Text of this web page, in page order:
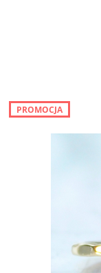
PROMOCJA